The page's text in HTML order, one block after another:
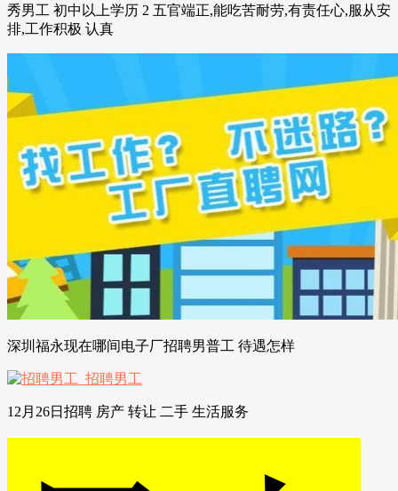
秀男工 初中以上学历 2 五官端正,能吃苦耐劳,有责任心,服从安
排,工作积极 认真
深圳福永现在哪间电子厂招聘男普工 待遇怎样
12月26日招聘 房产 转让 二手 生活服务